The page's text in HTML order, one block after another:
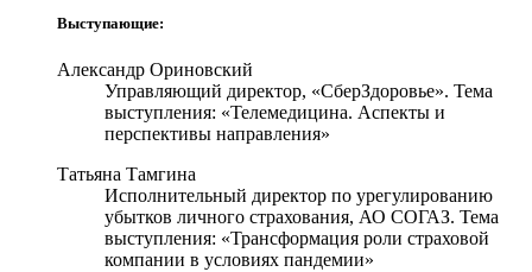
Выступающие:
Александр Ориновский
Управляющий директор, «СберЗдоровье». Тема
выступления: «Телемедицина. Аспекты и
перспективы направления»
Татьяна Тамгина
Исполнительный директор по урегулированию
убытков личного страхования, АО СОГАЗ. Тема
выступления: «Трансформация роли страховой
компании в условиях пандемии»